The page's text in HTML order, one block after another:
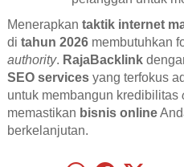
Menerapkan taktik internet
di tahun 2026membutuhkan
authority. RajaBacklink
SEO servicesyang terfokus
untuk membangun kredibilitas
memastikan bisnis online
berkelanjutan.